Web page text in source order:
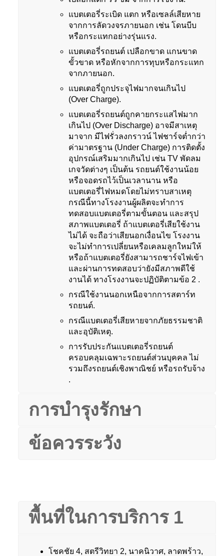
แบตเตอรี่ระเบิด แตก หรือเซลล์เสียหาย
จากการลัดวงจรภายนอก เช่น โดนบีบ
หรือกระแทกอย่างรุ่นแรง.
แบตเตอรี่รถยนต์ เปลือกขาด แกนขาด
ขั้วขาด หรือหักจากการทุบหรือกระแทก
จากภายนอก.
แบตเตอรี่ถูกประจุไฟมากจนเกินไป
(Over Charge).
แบตเตอรี่รถยนต์ถูกคายกระแสไฟมาก
เกินไป (Over Discharge) อาจมีสาเหตุ
มาจาก มีไฟรั่วลงกราวน์ ไฟชาร์จต่ำกว่า
ค่ามาตรฐาน (Under Charge) การติดตั้ง
อุปกรณ์เสริมมากเกินไป เช่น TV พัดลม
เกจวัดต่างๆ เป็นต้น รถยนต์ใช้งานน้อย
หรือจอดรถไว้เป็นเวลานาน หรือ
แบตเตอรี่ไฟหมดโดยไม่ทราบสาเหตุ
กรณีนี้ทางโรงงานผู้ผลิตจะทำการ
ทดสอบแบตเตอรี่ตามขั้นตอน และสรุป
สภาพแบตเตอรี่ ถ้าแบตเตอรี่เสียใช้งาน
ไม่ได้ จะถือว่าเสียนอกเงื่อนไข โรงงาน
จะไม่ทำการเปลี่ยนหรือเคลมลูกใหม่ให้
หรือถ้าแบตเตอรี่ยังสามารถชาร์จไฟเข้า
และผ่านการทดสอบว่ายังมีสภาพดีใช้
งานได้ ทางโรงงานจะปฏิบัติตามข้อ 2 .
กรณีใช้งานนอกเหนือจากการสตาร์ท
รถยนต์.
กรณีแบตเตอรี่เสียหายจากภัยธรรมชาติ
และอุบัติเหตุ.
การรับประกันแบตเตอรี่รถยนต์
ครอบคลุมเฉพาะรถยนต์ส่วนบุคคล ไม่
รวมถึงรถยนต์เชิงพาณิชย์ หรือรถรับจ้าง
.
การบำรุงรักษา
ข้อควรระวัง
พื้นที่ในการบริการ 1
โชคชัย 4, สตรีวิทยา 2, นาคนิวาศ, ลาดพร้าว,